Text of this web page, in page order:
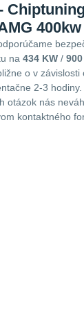
na 434 KW /
o v závislosti
2-3
otázok nás
kontaktného